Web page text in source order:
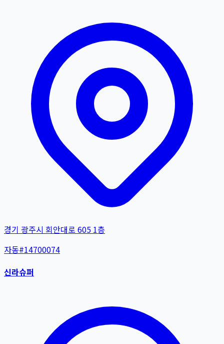
경기 광주시 회안대로 605 1층
자동#14700074
신라슈퍼